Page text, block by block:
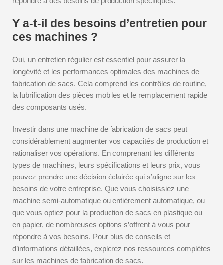
Y a-t-il des besoins d’entretien pour
ces machines ?
Oui, un entretien régulier est essentiel pour assurer la
longévité et les performances optimales des machines de
fabrication de sacs. Cela comprend les contrôles de routine,
la lubrification des pièces mobiles et le remplacement rapide
des composants usés.
Investir dans une machine de fabrication de sacs peut
considérablement augmenter vos capacités de production et
rationaliser vos opérations. En comprenant les différents
types de machines, leurs spécifications et leurs prix, vous
pouvez prendre une décision éclairée qui s’aligne sur les
besoins de votre entreprise. Que vous choisissiez une
machine semi-automatique ou entièrement automatique, ou
que vous optiez pour la production de sacs en plastique ou
en papier, de nombreuses options s’offrent à vous pour
répondre à vos besoins. Pour plus de conseils et
d’informations détaillées, explorez nos ressources complètes
sur les machines de fabrication de sacs.